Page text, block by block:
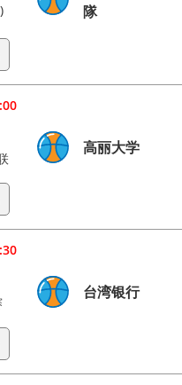
隊
高丽大学
台湾银行